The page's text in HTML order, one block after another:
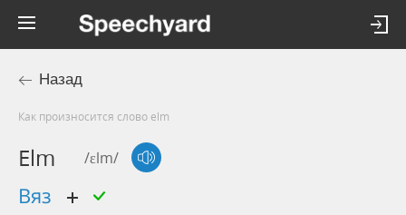
Назад
Как произносится слово elm
Elm /ɛlm/
вяз